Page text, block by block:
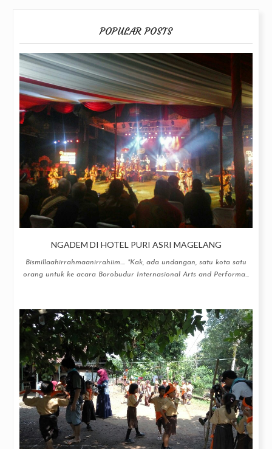
POPULAR POSTS
NGADEM DI HOTEL PURI ASRI MAGELANG
Bismillaahirrahmaanirrahiim.... "Kak, ada undangan, satu kota satu
orang untuk ke acara Borobudur Internasional Arts and Performa...